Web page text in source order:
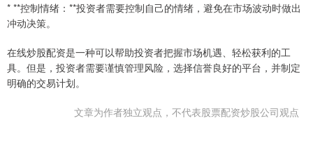
* **控制情绪：**投资者需要控制自己的情绪，避免在市场波动时做出
冲动决策。
在线炒股配资是一种可以帮助投资者把握市场机遇、轻松获利的工
具。但是，投资者需要谨慎管理风险，选择信誉良好的平台，并制定
明确的交易计划。
文章为作者独立观点，不代表股票配资炒股公司观点